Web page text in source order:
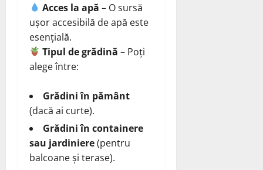
Acces la apă – O sursă
ușor accesibilă de apă este
esențială.
Tipul de grădină – Poți
alege între:
Grădini în pământ
(dacă ai curte).
Grădini în containere
sau jardiniere(pentru
balcoane și terase).